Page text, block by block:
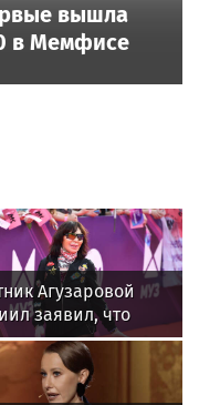
вышла
в Мемфисе
Агузаровой
заявил, что
рабочие
с певицей в